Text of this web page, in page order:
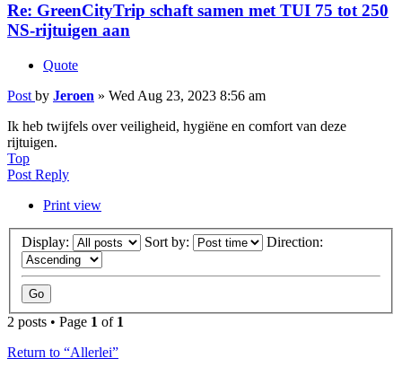
Re: GreenCityTrip schaft samen met TUI 75 tot 250
NS-rijtuigen aan
Quote
Post by Jeroen » Wed Aug 23, 2023 8:56 am
Ik heb twijfels over veiligheid, hygiëne en comfort van deze
rijtuigen.
Top
Post Reply
Print view
Display: Sort by: Direction:
2 posts • Page 1 of 1
Return to “Allerlei”